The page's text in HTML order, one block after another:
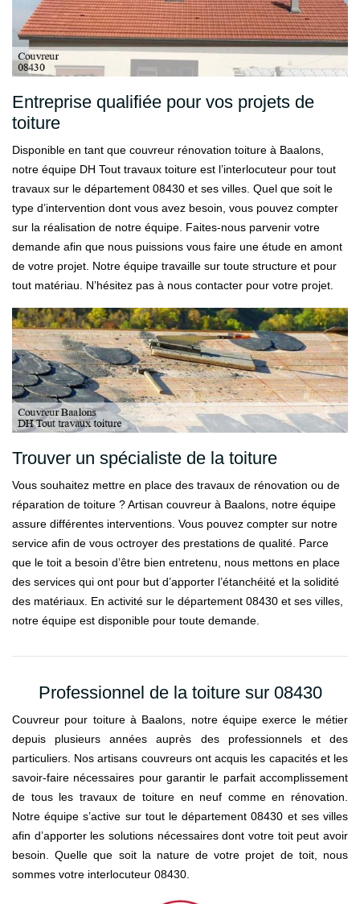
Entreprise qualifiée pour vos projets de
toiture
Disponible en tant que couvreur rénovation toiture à Baalons,
notre équipe DH Tout travaux toiture est l’interlocuteur pour tout
travaux sur le département 08430 et ses villes. Quel que soit le
type d’intervention dont vous avez besoin, vous pouvez compter
sur la réalisation de notre équipe. Faites-nous parvenir votre
demande afin que nous puissions vous faire une étude en amont
de votre projet. Notre équipe travaille sur toute structure et pour
tout matériau. N’hésitez pas à nous contacter pour votre projet.
Trouver un spécialiste de la toiture
Vous souhaitez mettre en place des travaux de rénovation ou de
réparation de toiture ? Artisan couvreur à Baalons, notre équipe
assure différentes interventions. Vous pouvez compter sur notre
service afin de vous octroyer des prestations de qualité. Parce
que le toit a besoin d’être bien entretenu, nous mettons en place
des services qui ont pour but d’apporter l’étanchéité et la solidité
des matériaux. En activité sur le département 08430 et ses villes,
notre équipe est disponible pour toute demande.
Professionnel de la toiture sur 08430
Couvreur pour toiture à Baalons, notre équipe exerce le métier
depuis plusieurs années auprès des professionnels et des
particuliers. Nos artisans couvreurs ont acquis les capacités et les
savoir-faire nécessaires pour garantir le parfait accomplissement
de tous les travaux de toiture en neuf comme en rénovation.
Notre équipe s’active sur tout le département 08430 et ses villes
afin d’apporter les solutions nécessaires dont votre toit peut avoir
besoin. Quelle que soit la nature de votre projet de toit, nous
sommes votre interlocuteur 08430.